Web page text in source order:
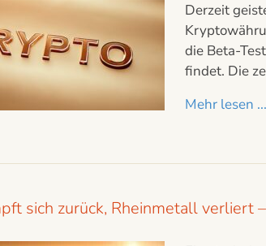
Derzeit
die Beta-
findet. Die
Mehr lesen ...
sich zurück, Rheinmetall